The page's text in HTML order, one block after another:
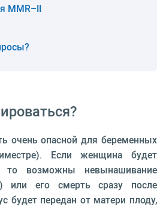
MMR–II
очень опасной для беременных
Если женщина будет
то возможны невынашивание
или его смерть сразу после
будет передан от матери плоду,